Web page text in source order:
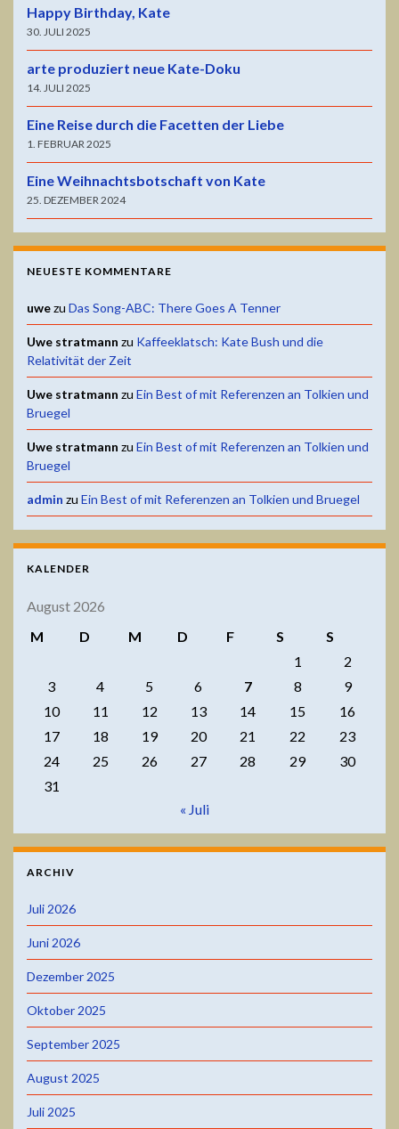
Happy Birthday, Kate
30. JULI 2025
arte produziert neue Kate-Doku
14. JULI 2025
Eine Reise durch die Facetten der Liebe
1. FEBRUAR 2025
Eine Weihnachtsbotschaft von Kate
25. DEZEMBER 2024
NEUESTE KOMMENTARE
uwezu Das Song-ABC: There Goes A Tenner
Uwe stratmann zu Kaffeeklatsch: Kate Bush und die
Relativität der Zeit
Uwe stratmann zu Ein Best of mit Referenzen an Tolkien und
Bruegel
Uwe stratmann zu Ein Best of mit Referenzen an Tolkien und
Bruegel
admin zu Ein Best of mit Referenzen an Tolkien und Bruegel
KALENDER
August 2026
M
D M D F S
S
1
2
3
4 5 6 7 8
9
10
11 12 13 14 15
16
17
18 19 20 21 22
23
24
25 26 27 28 29
30
31
« Juli
ARCHIV
Juli 2026
Juni 2026
Dezember 2025
Oktober 2025
September 2025
August 2025
Juli 2025